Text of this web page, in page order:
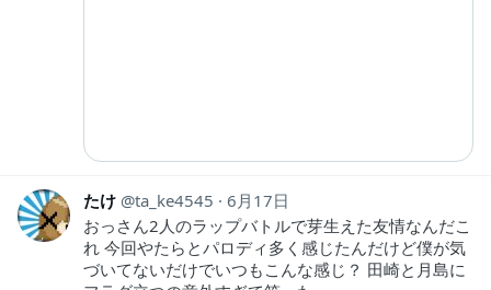
たけ ta_ke4545
6月17日
おっさん2人のラップバトルで芽生えた友情なんだこ
れ 今回やたらとパロディ多く感じたんだけど僕が気
づいてないだけでいつもこんな感じ？ 田崎と月島に